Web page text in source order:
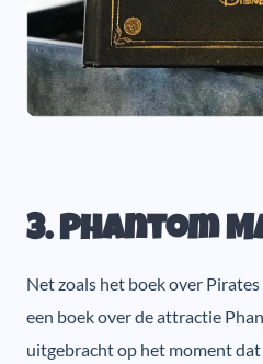
3. Phantom
Net zoals het boek over
een boek over de attractie
uitgebracht op het moment